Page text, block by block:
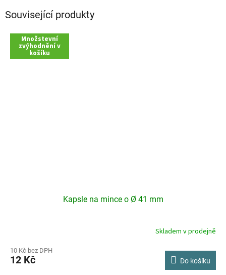
Související produkty
Množstevní
zvýhodnění v
košíku
Kapsle na mince o Ø 41 mm
produktu
je
Skladem v prodejně
10 Kč bez DPH
12 Kč Do košíku